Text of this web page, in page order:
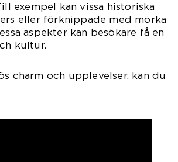
exempel kan vissa historiska
eller förknippade med mörka
aspekter kan besökare få en
kultur.
charm och upplevelser, kan du